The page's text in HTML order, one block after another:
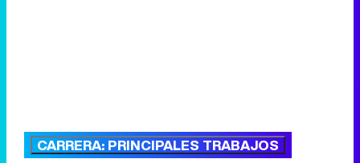
CARRERA: PRINCIPALES TRABAJOS